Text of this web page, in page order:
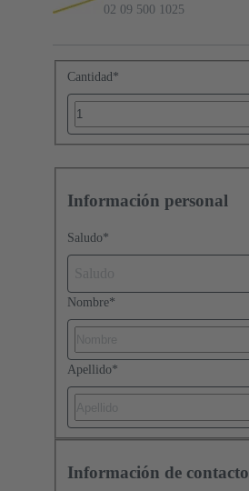
02 09 500 1025
Cantidad*
Información personal
Saludo*
Nombre*
Apellido*
Información de contacto